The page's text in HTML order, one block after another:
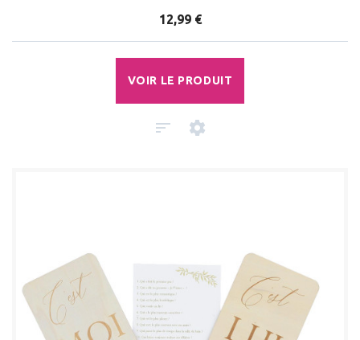
12,99 €
VOIR LE PRODUIT